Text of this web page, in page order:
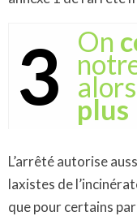
3 On
plus
L’arrêté autorise
laxistes de
que pour certains